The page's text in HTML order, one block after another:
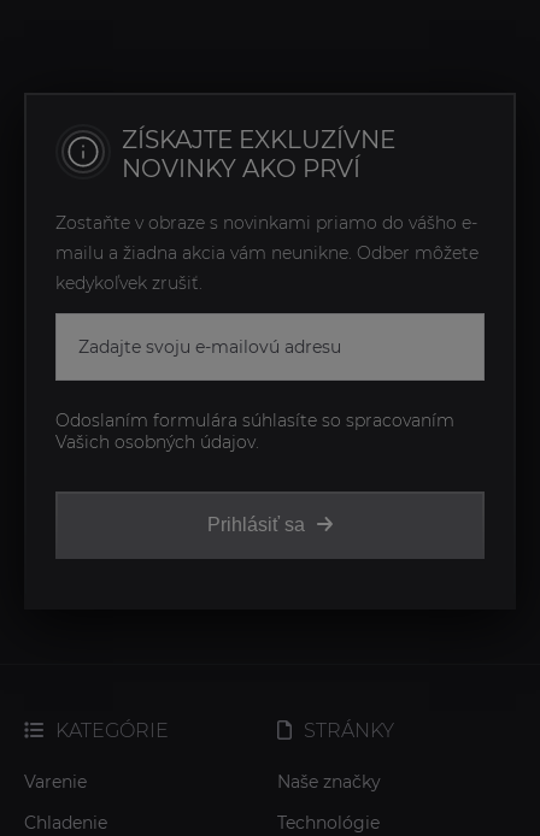
ZÍSKAJTE EXKLUZÍVNE
NOVINKY AKO PRVÍ
Zostaňte v obraze s novinkami priamo do vášho e-
mailu a žiadna akcia vám neunikne. Odber môžete
kedykoľvek zrušiť.
Prihlásiť sa
Odoslaním formulára súhlasíte so spracovaním
Vašich osobných údajov.
KATEGÓRIE
Varenie
Chladenie
STRÁNKY
Naše značky
Technológie